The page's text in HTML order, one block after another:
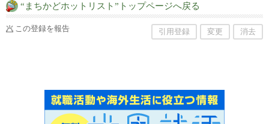
“まちかどホットリスト”トップページへ戻る
この登録を報告 引用登録 変更 消去